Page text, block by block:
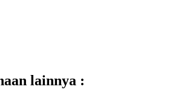
lainnya :